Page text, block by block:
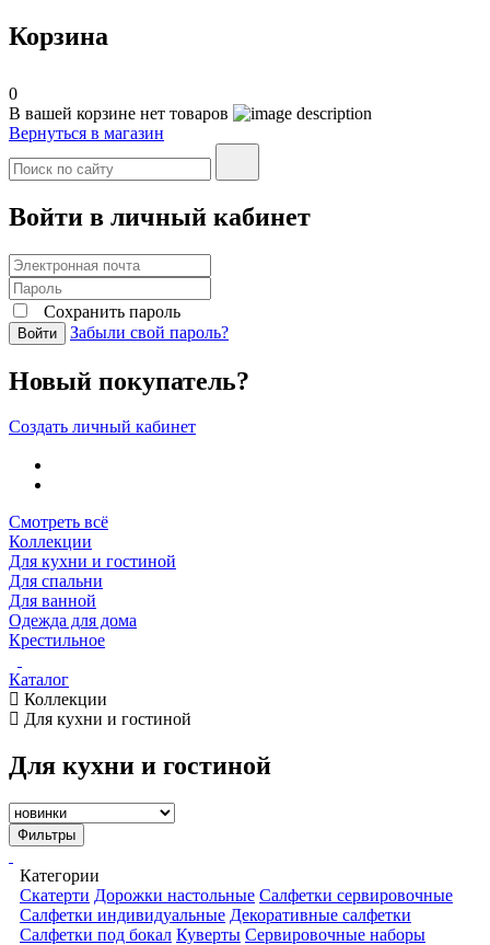
Корзина
0
В вашей корзине нет товаров
Вернуться в магазин
Войти в личный кабинет
Сохранить пароль
Войти Забыли свой пароль?
Новый покупатель?
Создать личный кабинет
Смотреть всё
Коллекции
Для кухни и гостиной
Для спальни
Для ванной
Одежда для дома
Крестильное
Каталог
Коллекции
Для кухни и гостиной
Для кухни и гостиной
Фильтры
Категории
Скатерти Дорожки настольные Салфетки сервировочные
Салфетки индивидуальные Декоративные салфетки
Салфетки под бокал Куверты Сервировочные наборы